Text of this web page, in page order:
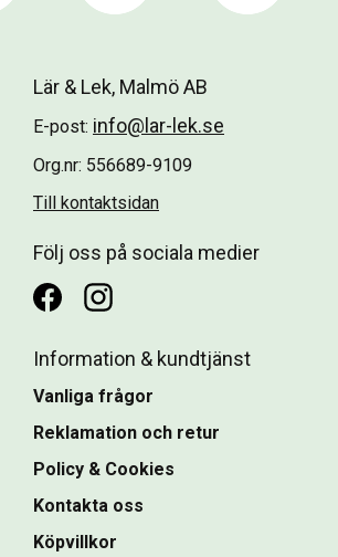
Lär & Lek, Malmö AB
E-post: info@lar-lek.se
Org.nr: 556689-9109
Till kontaktsidan
Följ oss på sociala medier
Information & kundtjänst
Vanliga frågor
Reklamation och retur
Policy & Cookies
Kontakta oss
Köpvillkor